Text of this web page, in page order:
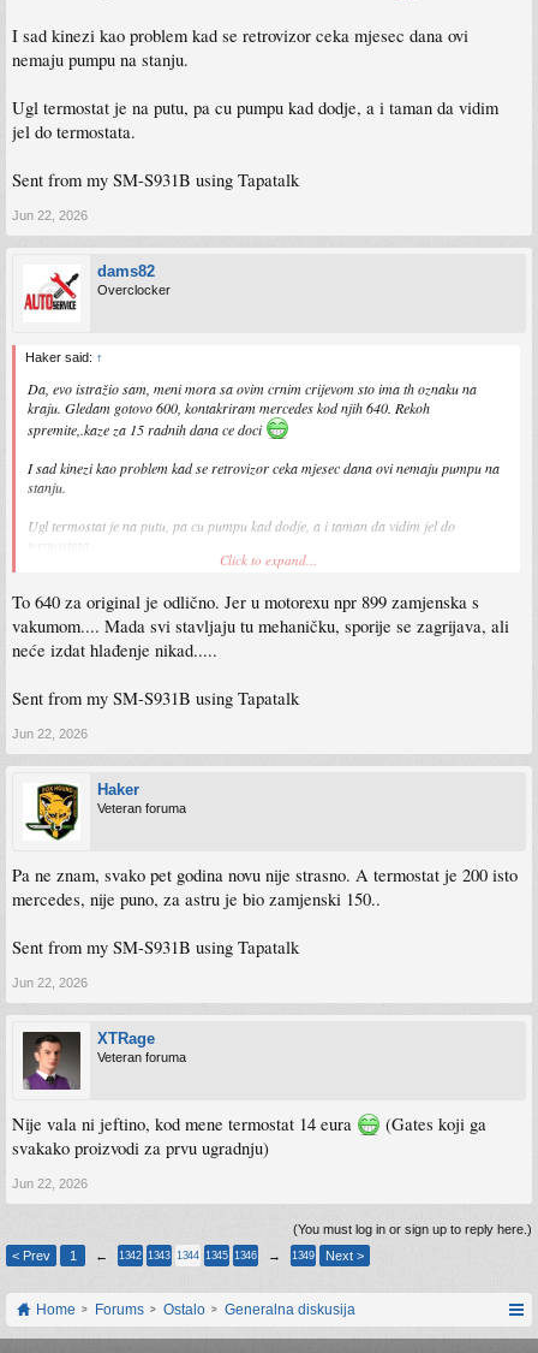
I sad kinezi kao problem kad se retrovizor ceka mjesec dana ovi
nemaju pumpu na stanju.
Ugl termostat je na putu, pa cu pumpu kad dodje, a i taman da vidim
jel do termostata.
Sent from my SM-S931B using Tapatalk
Jun 22, 2026
dams82
Overclocker
Haker said: ↑
Da, evo istražio sam, meni mora sa ovim crnim crijevom sto ima th oznaku na
kraju. Gledam gotovo 600, kontakriram mercedes kod njih 640. Rekoh
spremite,.kaze za 15 radnih dana ce doci
I sad kinezi kao problem kad se retrovizor ceka mjesec dana ovi nemaju pumpu na
stanju.
Ugl termostat je na putu, pa cu pumpu kad dodje, a i taman da vidim jel do
Click to expand...
To 640 za original je odlično. Jer u motorexu npr 899 zamjenska s
vakumom.... Mada svi stavljaju tu mehaničku, sporije se zagrijava, ali
neće izdat hlađenje nikad.....
Sent from my SM-S931B using Tapatalk
Jun 22, 2026
Haker
Veteran foruma
Pa ne znam, svako pet godina novu nije strasno. A termostat je 200 isto
mercedes, nije puno, za astru je bio zamjenski 150..
Sent from my SM-S931B using Tapatalk
Jun 22, 2026
XTRage
Veteran foruma
Nije vala ni jeftino, kod mene termostat 14 eura
(Gates koji ga
svakako proizvodi za prvu ugradnju)
Jun 22, 2026
(You must log in or sign up to reply here.)
< Prev
1 ← 1342 1343 1344 1345 1346 → 1349 Next >
Home Forums Ostalo Generalna diskusija